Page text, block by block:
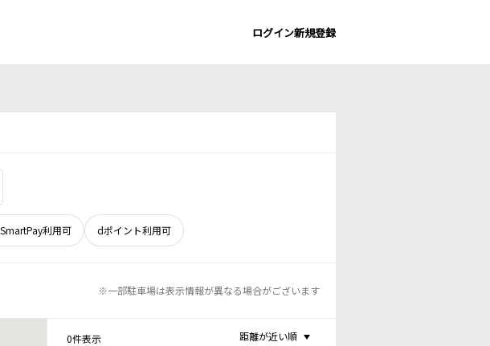
ログイン新規登録
利用可 dポイント利用可
※一部駐車場は表示情報が異なる場合がございます
0件表示 距離が近い順